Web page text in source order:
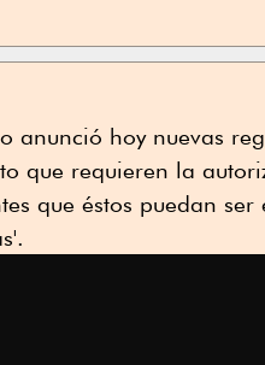
anunció hoy nuevas
que requieren la
que éstos puedan